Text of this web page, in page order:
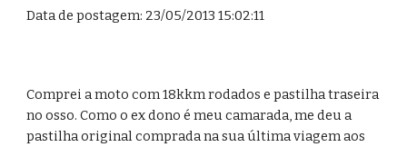
Data de postagem: 23/05/2013 15:02:11
Comprei a moto com 18kkm rodados e pastilha traseira
no osso. Como o ex dono é meu camarada, me deu a
pastilha original comprada na sua última viagem aos